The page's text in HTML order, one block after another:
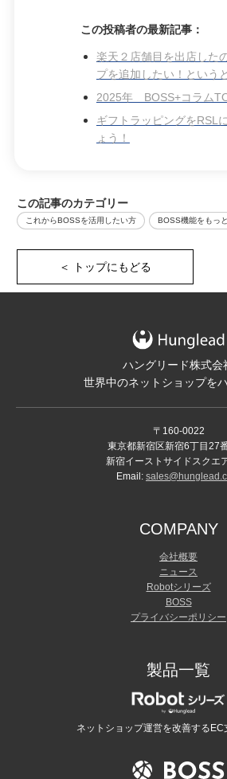
この投稿者の最新記事：
楽天２店舗目を出店した
プを追加したい！という
2025年 BOSS+コラム
ギフトラッピングをRSL
ょう！
この記事のカテゴリー
これからBOSSを活用したい方 BOSS機能をもっ
＜ トップにもどる
ハングリード株式会
世界中のネットショップを
〒160-0022
東京都新宿区新宿6丁目27
新宿イーストサイドスクエ
Email:
COMPANY
会社概要
ニュース
Robotシリーズ
BOSS
プライバシーポリシー
製品一覧
ネットショップ運営を改善するEC